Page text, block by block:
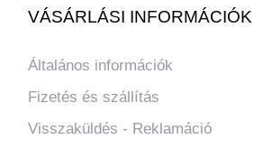
VÁSÁRLÁSI INFORMÁCIÓK
Általános információk
Fizetés és szállítás
Visszaküldés - Reklamáció